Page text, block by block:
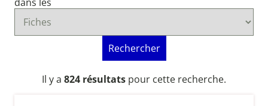
dans les
Rechercher
Il y a 824 résultats pour cette recherche.